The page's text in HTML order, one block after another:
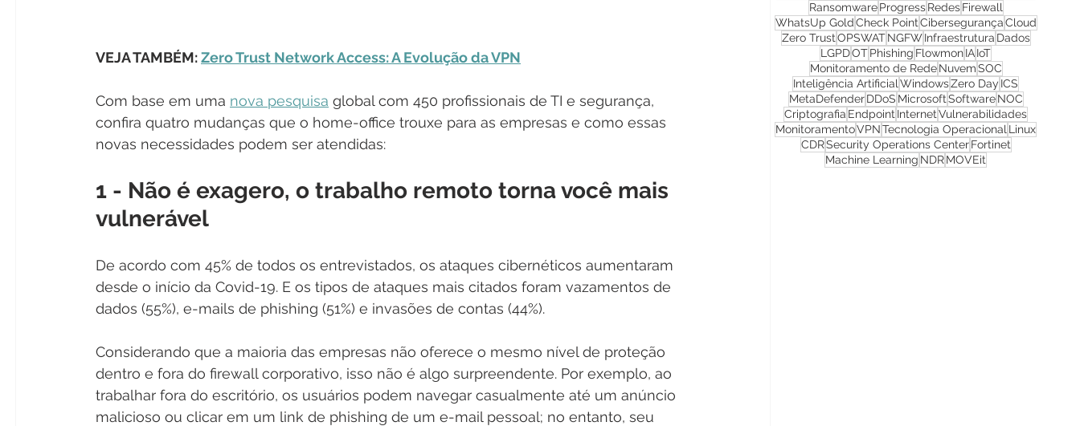
VEJA TAMBÉM: Zero Trust Network Access: A Evolução da VPN
Com base em uma nova pesquisa global com 450 profissionais de TI e segurança,
confira quatro mudanças que o home-office trouxe para as empresas e como essas
novas necessidades podem ser atendidas:
1 - Não é exagero, o trabalho remoto torna você mais
vulnerável
De acordo com 45% de todos os entrevistados, os ataques cibernéticos aumentaram
desde o início da Covid-19. E os tipos de ataques mais citados foram vazamentos de
dados (55%), e-mails de phishing (51%) e invasões de contas (44%).
Considerando que a maioria das empresas não oferece o mesmo nível de proteção
dentro e fora do firewall corporativo, isso não é algo surpreendente. Por exemplo, ao
trabalhar fora do escritório, os usuários podem navegar casualmente até um anúncio
malicioso ou clicar em um link de phishing de um e-mail pessoal; no entanto, seu
Ransomware Progress Redes Firewall
WhatsUp GoldCheck PointCibersegurançaCloud
Zero TrustOPSWAT NGFW Infraestrutura Dados
LGPDOTPhishing FlowmonIAIoT
Monitoramento de Rede NuvemSOC
Inteligência Artificial WindowsZero Day ICS
MetaDefender DDoS MicrosoftSoftware NOC
Criptografia Endpoint InternetVulnerabilidades
MonitoramentoVPNTecnologia Operacional Linux
CDRSecurity Operations Center Fortinet
Machine Learning NDRMOVEit